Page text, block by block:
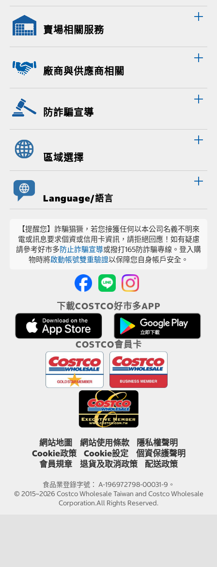
賣場相關服務
廠商與供應商相關
防詐騙宣導
區域選擇
Language/語言
【提醒您】詐騙猖獗，若您接獲任何以本公司名義不明來
電或訊息要求個資或信用卡資訊，請拒絕回應！如有疑慮
請參考好市多防止詐騙宣導或撥打165防詐騙專線。登入購
物時將啟動帳號雙重驗證以保障您自身帳戶安全。
下載COSTCO好市多APP
COSTCO會員卡
網站地圖 網站使用條款
隱私權聲明
Cookie政策
Cookie設定
個資保護聲明
會員規章
退貨及取消政策 配送政策
食品業登錄字號： A-196972798-00031-9。
© 2015~2026 Costco Wholesale Taiwan and Costco Wholesale
Corporation.All Rights Reserved.